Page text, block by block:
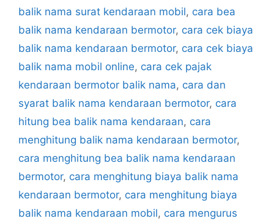
balik nama surat kendaraan mobil, cara bea
balik nama kendaraan bermotor, cara cek biaya
balik nama kendaraan bermotor, cara cek biaya
balik nama mobil online, cara cek pajak
kendaraan bermotor balik nama, cara dan
syarat balik nama kendaraan bermotor, cara
hitung bea balik nama kendaraan, cara
menghitung balik nama kendaraan bermotor,
cara menghitung bea balik nama kendaraan
bermotor, cara menghitung biaya balik nama
kendaraan bermotor, cara menghitung biaya
balik nama kendaraan mobil, cara mengurus